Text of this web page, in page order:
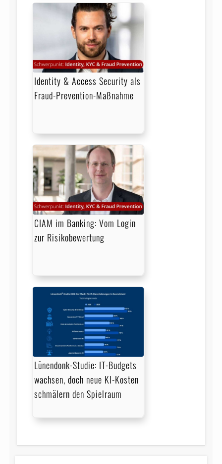
Identity & Access Security als
Fraud-Prevention-Maßnahme
CIAM im Banking: Vom Login
zur Risikobewertung
Lünendonk-Studie: IT-Budgets
wachsen, doch neue KI-Kosten
schmälern den Spielraum